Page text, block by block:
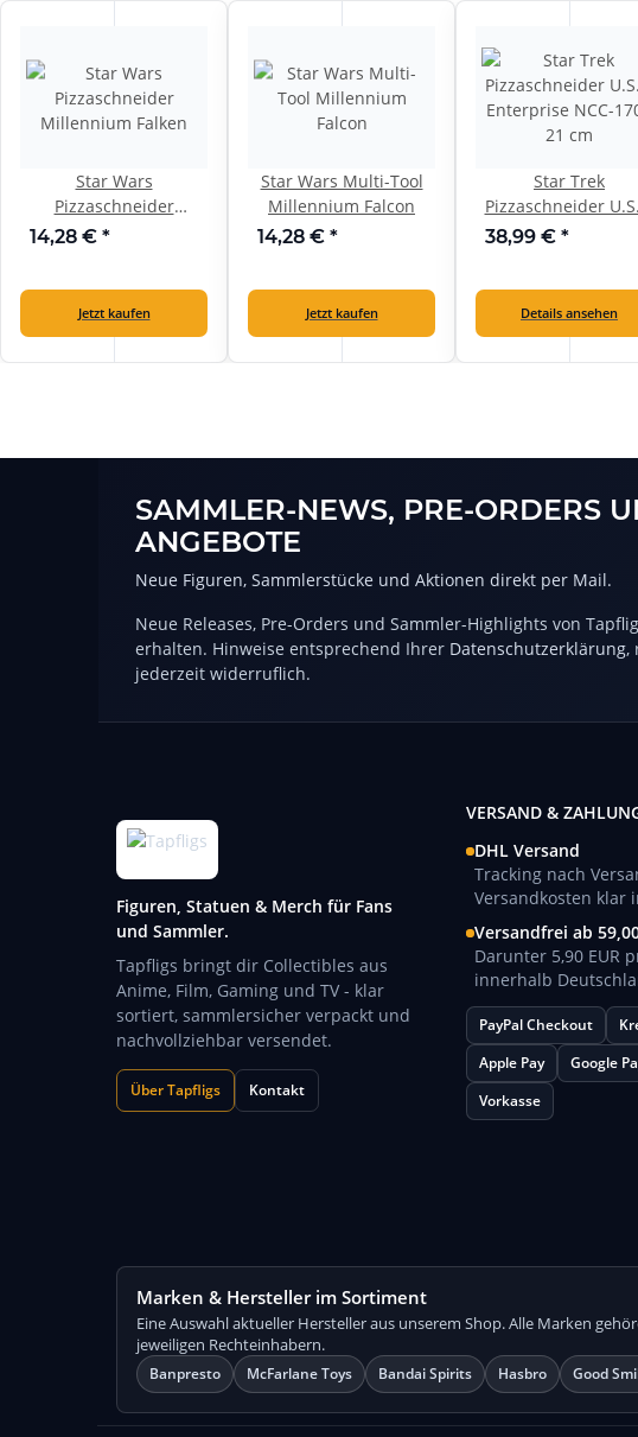
Star Wars
Pizzaschneider
Millennium Falken
14,28 € *
Jetzt kaufen
Star Wars Multi-Tool
Millennium Falcon
14,28 € *
Jetzt kaufen
Star Trek
Pizzaschneider
Enterprise NCC-
38,99 € *
Details ansehen
SAMMLER-NEWS, PRE-ORDERS
ANGEBOTE
Neue Figuren, Sammlerstücke und Aktionen direkt per Mail.
Neue Releases, Pre-Orders und Sammler-Highlights von
erhalten. Hinweise entsprechend Ihrer Datenschutzerklärung,
jederzeit widerruflich.
VERSAND &
DHL Versand
Tracking nach
Versandkosten klar
Versandfrei ab
Darunter 5,90 EUR
innerhalb
PayPal Checkout
Apple Pay
Google
Vorkasse
Figuren, Statuen & Merch für Fans
und Sammler.
Tapfligs bringt dir Collectibles aus
Anime, Film, Gaming und TV - klar
sortiert, sammlersicher verpackt und
nachvollziehbar versendet.
Über Tapfligs Kontakt
Marken & Hersteller im Sortiment
Eine Auswahl aktueller Hersteller aus unserem Shop. Alle Marken
jeweiligen Rechteinhabern.
Banpresto McFarlane Toys Bandai Spirits Hasbro Good